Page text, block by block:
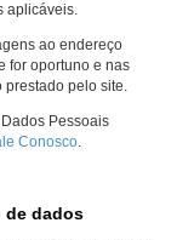
aplicáveis.
ao endereço
for oportuno e nas
prestado pelo site.
Pessoais
Conosco.
de dados